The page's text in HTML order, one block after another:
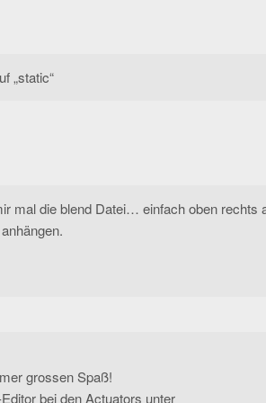
„static“
mal die blend Datei… einfach oben rechts
grossen Spaß!
bei den Actuators unter